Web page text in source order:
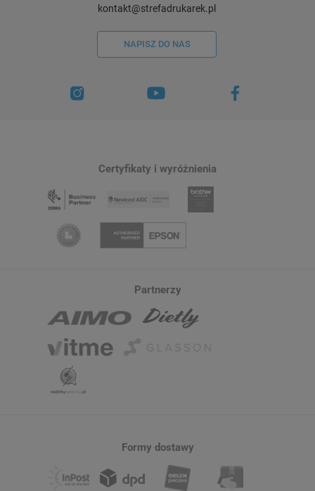
kontakt@strefadrukarek.pl
NAPISZ DO NAS
Certyfikaty i wyróżnienia
Partnerzy
Formy dostawy